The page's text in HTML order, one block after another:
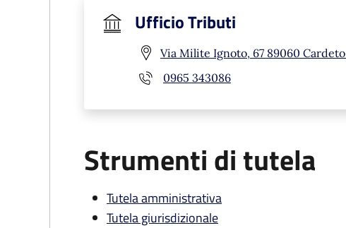
Ufficio Tributi
Via Milite Ignoto, 67 89060 Cardeto
0965 343086
Strumenti di tutela
Tutela amministrativa
Tutela giurisdizionale